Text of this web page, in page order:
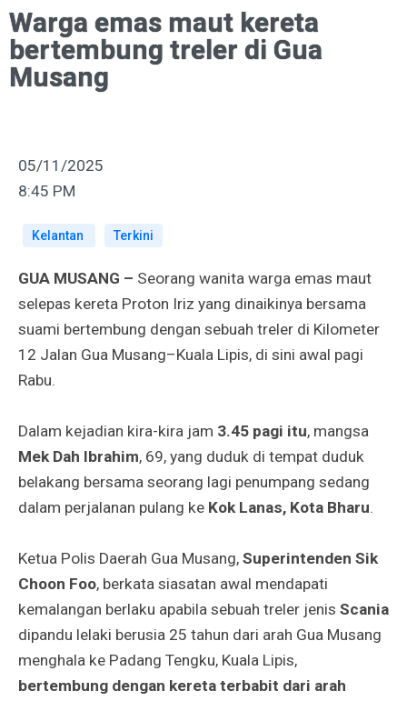
Warga emas maut kereta
bertembung treler di Gua
Musang
05/11/2025
8:45 PM
Kelantan Terkini
GUA MUSANG – Seorang wanita warga emas maut
selepas kereta Proton Iriz yang dinaikinya bersama
suami bertembung dengan sebuah treler di Kilometer
12 Jalan Gua Musang–Kuala Lipis, di sini awal pagi
Rabu.
Dalam kejadian kira-kira jam 3.45 pagi itu, mangsa
Mek Dah Ibrahim, 69, yang duduk di tempat duduk
belakang bersama seorang lagi penumpang sedang
dalam perjalanan pulang ke Kok Lanas, Kota Bharu.
Ketua Polis Daerah Gua Musang, Superintenden Sik
Choon Foo, berkata siasatan awal mendapati
kemalangan berlaku apabila sebuah treler jenis Scania
dipandu lelaki berusia 25 tahun dari arah Gua Musang
menghala ke Padang Tengku, Kuala Lipis,
bertembung dengan kereta terbabit dari arah